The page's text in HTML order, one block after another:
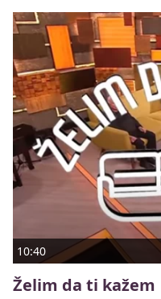
10:40
Želim da ti kažem